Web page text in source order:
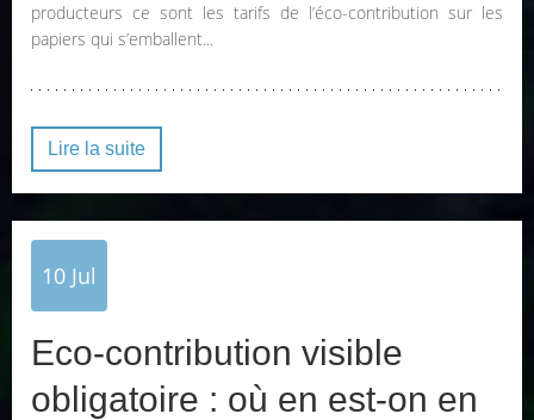
producteurs ce sont les tarifs de l’éco-contribution sur les
papiers qui s’emballent...
Lire la suite
10 Jul
Eco-contribution visible
obligatoire : où en est-on en